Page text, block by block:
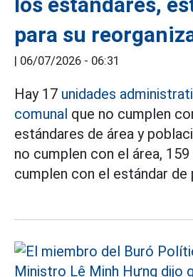
para su
| 06/07/2026 - 06:31
Hay 17 unidades
comunal que no cumplen
estándares de área y
no cumplen con el área, 159
cumplen con el estándar de